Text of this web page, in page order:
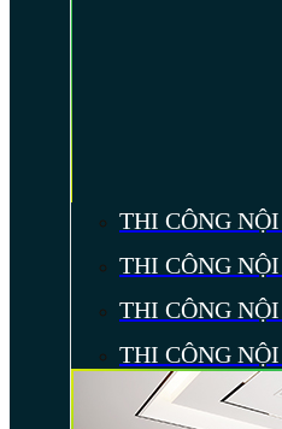
THI CÔNG
THI CÔNG
THI CÔNG
THI CÔNG